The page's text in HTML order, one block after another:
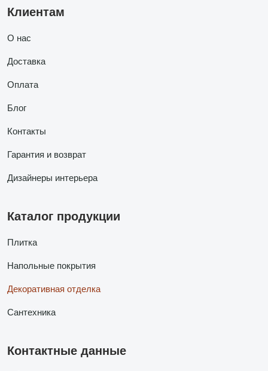
Клиентам
О нас
Доставка
Оплата
Блог
Контакты
Гарантия и возврат
Дизайнеры интерьера
Каталог продукции
Плитка
Напольные покрытия
Декоративная отделка
Сантехника
Контактные данные